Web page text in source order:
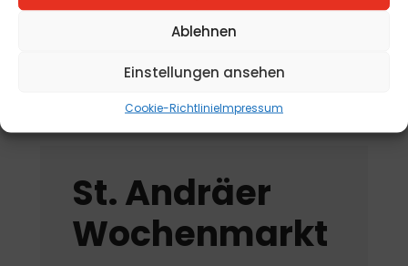
Ablehnen
Einstellungen ansehen
Cookie-RichtlinieImpressum
„Tag der offenen
Kräutergartentür“
am 15. August 2026
St. Andräer
Wochenmarkt